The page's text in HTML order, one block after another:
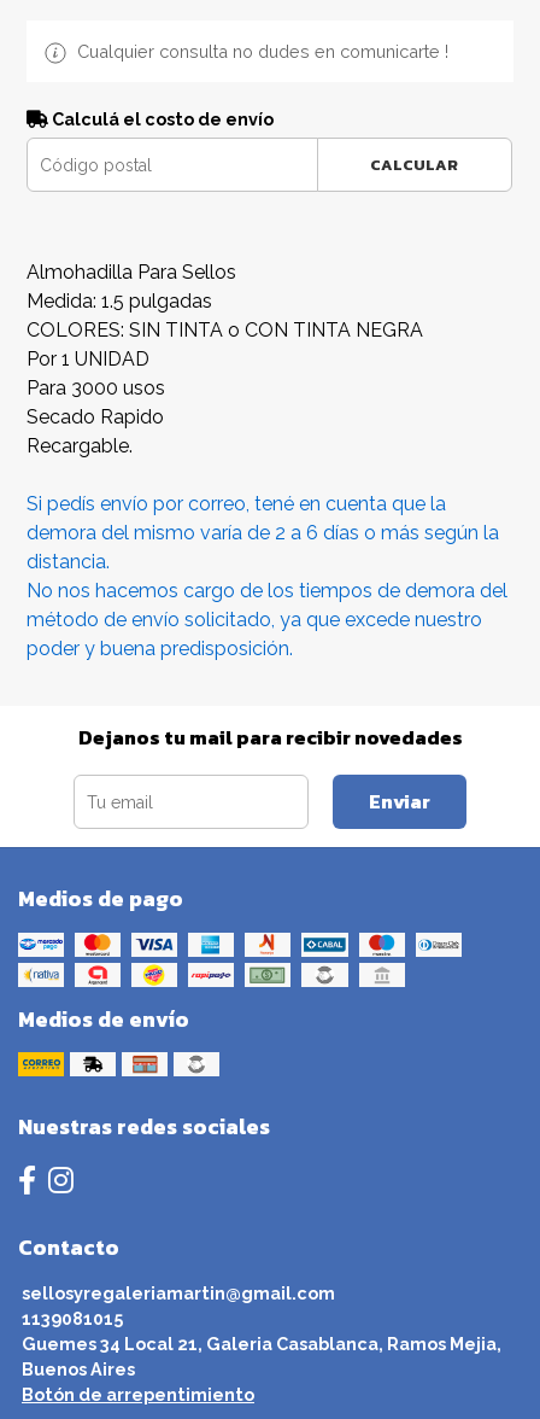
Cualquier consulta no dudes en comunicarte !
Calculá el costo de envío
CALCULAR
Almohadilla Para Sellos
Medida: 1.5 pulgadas
COLORES: SIN TINTA o CON TINTA NEGRA
Por 1 UNIDAD
Para 3000 usos
Secado Rapido
Recargable.
Si pedís envío por correo, tené en cuenta que la
demora del mismo varía de 2 a 6 días o más según la
distancia.
No nos hacemos cargo de los tiempos de demora del
método de envío solicitado, ya que excede nuestro
poder y buena predisposición.
Dejanos tu mail para recibir novedades
Enviar
Medios de pago
Medios de envío
Nuestras redes sociales
Contacto
sellosyregaleriamartin@gmail.com
1139081015
Guemes 34 Local 21, Galeria Casablanca, Ramos Mejia,
Buenos Aires
Botón de arrepentimiento